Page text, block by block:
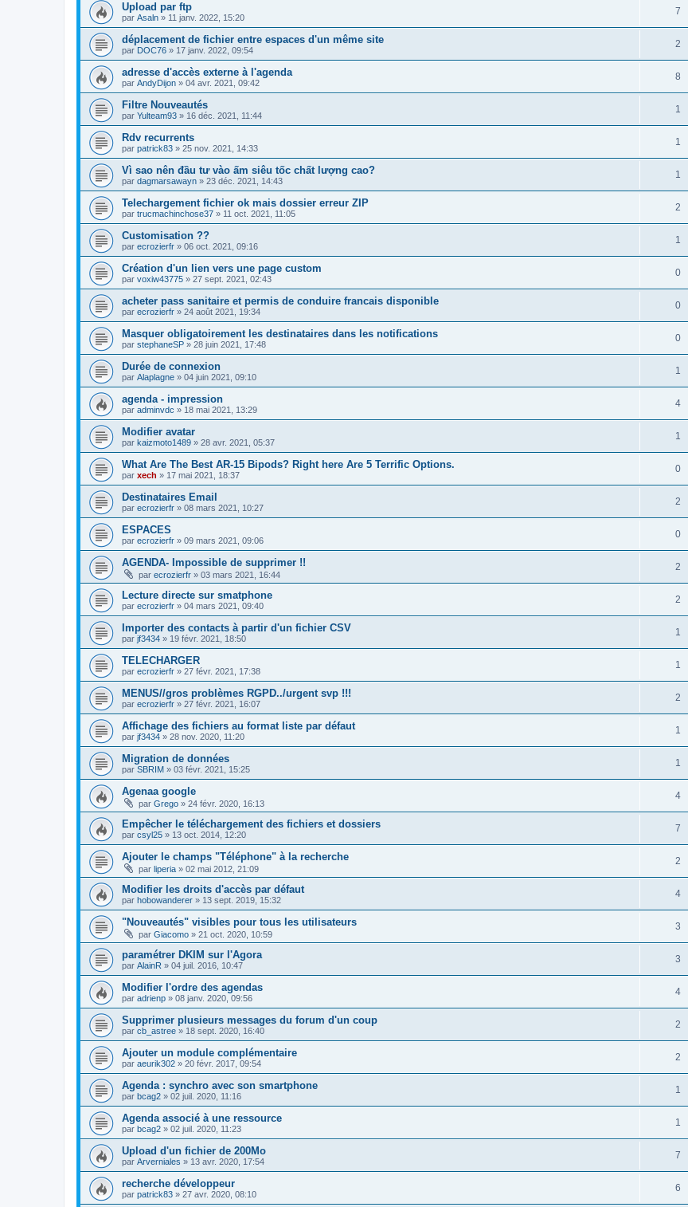
Upload par ftp
par Asaln » 11 janv. 2022, 15:20
7
déplacement de fichier entre espaces d'un même site
par DOC76 » 17 janv. 2022, 09:54
2
adresse d'accès externe à l'agenda
par AndyDijon » 04 avr. 2021, 09:42
8
Filtre Nouveautés
par Yulteam93 » 16 déc. 2021, 11:44
1
Rdv recurrents
par patrick83 » 25 nov. 2021, 14:33
1
Vì sao nên đầu tư vào ấm siêu tốc chất lượng cao?
par dagmarsawayn » 23 déc. 2021, 14:43
1
Telechargement fichier ok mais dossier erreur ZIP
par trucmachinchose37 » 11 oct. 2021, 11:05
2
Customisation ??
par ecrozierfr » 06 oct. 2021, 09:16
1
Création d'un lien vers une page custom
par voxiw43775 » 27 sept. 2021, 02:43
0
acheter pass sanitaire et permis de conduire francais disponible
par ecrozierfr » 24 août 2021, 19:34
0
Masquer obligatoirement les destinataires dans les notifications
par stephaneSP » 28 juin 2021, 17:48
0
Durée de connexion
par Alaplagne » 04 juin 2021, 09:10
1
agenda - impression
par adminvdc » 18 mai 2021, 13:29
4
Modifier avatar
par kaizmoto1489 » 28 avr. 2021, 05:37
1
What Are The Best AR-15 Bipods? Right here Are 5 Terrific Options.
par xech » 17 mai 2021, 18:37
0
Destinataires Email
par ecrozierfr » 08 mars 2021, 10:27
2
ESPACES
par ecrozierfr » 09 mars 2021, 09:06
0
AGENDA- Impossible de supprimer !!
par ecrozierfr » 03 mars 2021, 16:44
2
Lecture directe sur smatphone
par ecrozierfr » 04 mars 2021, 09:40
2
Importer des contacts à partir d'un fichier CSV
par jf3434 » 19 févr. 2021, 18:50
1
TELECHARGER
par ecrozierfr » 27 févr. 2021, 17:38
1
MENUS//gros problèmes RGPD../urgent svp !!!
par ecrozierfr » 27 févr. 2021, 16:07
2
Affichage des fichiers au format liste par défaut
par jf3434 » 28 nov. 2020, 11:20
1
Migration de données
par SBRIM » 03 févr. 2021, 15:25
1
Agenaa google
par Grego » 24 févr. 2020, 16:13
4
Empêcher le téléchargement des fichiers et dossiers
par csyl25 » 13 oct. 2014, 12:20
7
Ajouter le champs "Téléphone" à la recherche
par liperia » 02 mai 2012, 21:09
2
Modifier les droits d'accès par défaut
par hobowanderer » 13 sept. 2019, 15:32
4
"Nouveautés" visibles pour tous les utilisateurs
par Giacomo » 21 oct. 2020, 10:59
3
paramétrer DKIM sur l'Agora
par AlainR » 04 juil. 2016, 10:47
3
Modifier l'ordre des agendas
par adrienp » 08 janv. 2020, 09:56
4
Supprimer plusieurs messages du forum d'un coup
par cb_astree » 18 sept. 2020, 16:40
2
Ajouter un module complémentaire
par aeurik302 » 20 févr. 2017, 09:54
2
Agenda : synchro avec son smartphone
par bcag2 » 02 juil. 2020, 11:16
1
Agenda associé à une ressource
par bcag2 » 02 juil. 2020, 11:23
1
Upload d'un fichier de 200Mo
par Arverniales » 13 avr. 2020, 17:54
7
recherche développeur
par patrick83 » 27 avr. 2020, 08:10
6